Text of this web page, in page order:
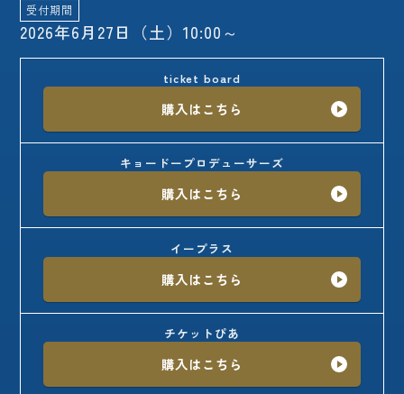
受付期間
2026年6月27日（土）10:00～
ticket board
購入はこちら
キョードープロデューサーズ
購入はこちら
イープラス
購入はこちら
チケットぴあ
購入はこちら